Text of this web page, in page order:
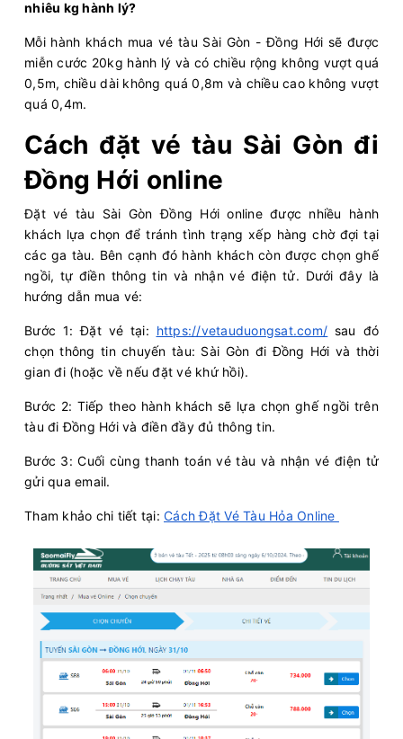
nhiêu kg hành lý?
Mỗi hành khách mua vé tàu Sài Gòn - Đồng Hới sẽ được
miễn cước 20kg hành lý và có chiều rộng không vượt quá
0,5m, chiều dài không quá 0,8m và chiều cao không vượt
quá 0,4m.
Cách đặt vé tàu Sài Gòn đi
Đồng Hới online
Đặt vé tàu Sài Gòn Đồng Hới online được nhiều hành
khách lựa chọn để tránh tình trạng xếp hàng chờ đợi tại
các ga tàu. Bên cạnh đó hành khách còn được chọn ghế
ngồi, tự điền thông tin và nhận vé điện tử. Dưới đây là
hướng dẫn mua vé:
Bước 1: Đặt vé tại: https://vetauduongsat.com/ sau đó
chọn thông tin chuyến tàu: Sài Gòn đi Đồng Hới và thời
gian đi (hoặc về nếu đặt vé khứ hồi).
Bước 2: Tiếp theo hành khách sẽ lựa chọn ghế ngồi trên
tàu đi Đồng Hới và điền đầy đủ thông tin.
Bước 3: Cuối cùng thanh toán vé tàu và nhận vé điện tử
gửi qua email.
Tham khảo chi tiết tại: Cách Đặt Vé Tàu Hỏa Online